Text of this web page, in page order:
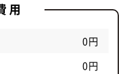
用
0円
0円